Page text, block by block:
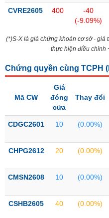
Niêm
yết
Niêm
sung
Hủy
niêm
Theo
đặc
Không
CVRE2605 400
-40
(-9.09%)
(*)S-X là giá chứng khoán cơ sở - giá
thực hiện điều chỉnh
Chứng quyền cùng TCPH (
Mã CW
Giá
đóng
cửa
Thay đổi
CDGC2601 10 (0.00%)
CHPG2612 20 (0.00%)
CMSN2608 10 (0.00%)
CSHB2605 40 (0.00%)
CỔ
SINH
PHIẾU
CỤ
ĐẦU